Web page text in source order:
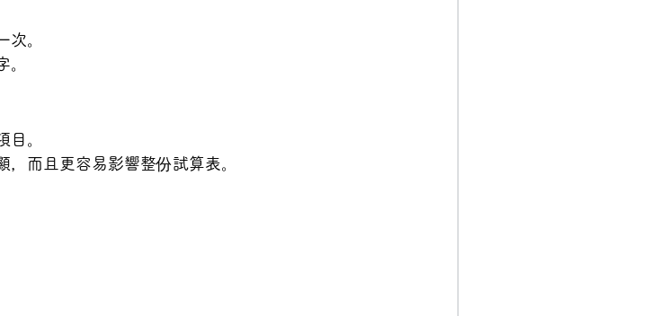
次。
。
目。
而且更容易影響整份試算表。